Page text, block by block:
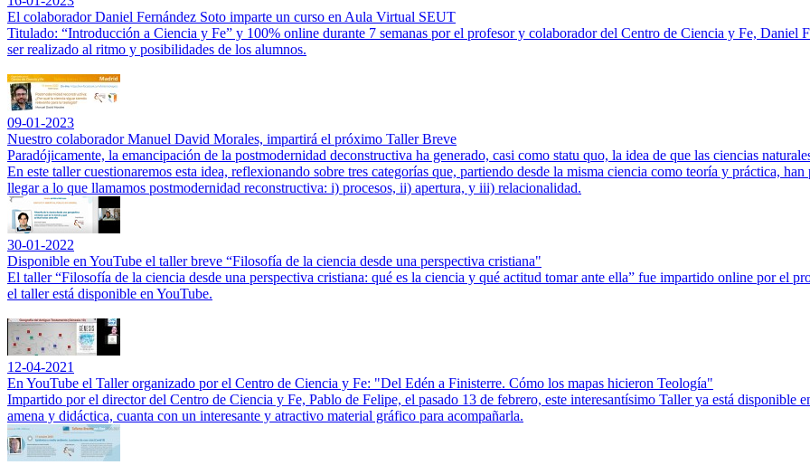
El colaborador Daniel Fernández Soto imparte un curso en Aula Virtual SEUT
Titulado: “Introducción a Ciencia y Fe” y 100% online durante 7 semanas por el profesor y colaborador del Centro de Ciencia y Fe, Daniel
ser realizado al ritmo y posibilidades de los alumnos.
09-01-2023
Nuestro colaborador Manuel David Morales, impartirá el próximo Taller Breve
Paradójicamente, la emancipación de la postmodernidad deconstructiva ha generado, casi como statu quo, la idea de que las ciencias
En este taller cuestionaremos esta idea, reflexionando sobre tres categorías que, partiendo desde la misma ciencia como teoría y práctica,
llegar a lo que llamamos postmodernidad reconstructiva: i) procesos, ii) apertura, y iii) relacionalidad.
30-01-2022
Disponible en YouTube el taller breve “Filosofía de la ciencia desde una perspectiva cristiana"
El taller “Filosofía de la ciencia desde una perspectiva cristiana: qué es la ciencia y qué actitud tomar ante ella” fue impartido online por el
el taller está disponible en YouTube.
12-04-2021
En YouTube el Taller organizado por el Centro de Ciencia y Fe: "Del Edén a Finisterre. Cómo los mapas hicieron Teología"
Impartido por el director del Centro de Ciencia y Fe, Pablo de Felipe, el pasado 13 de febrero, este interesantísimo Taller ya está disponible
amena y didáctica, cuanta con un interesante y atractivo material gráfico para acompañarla.